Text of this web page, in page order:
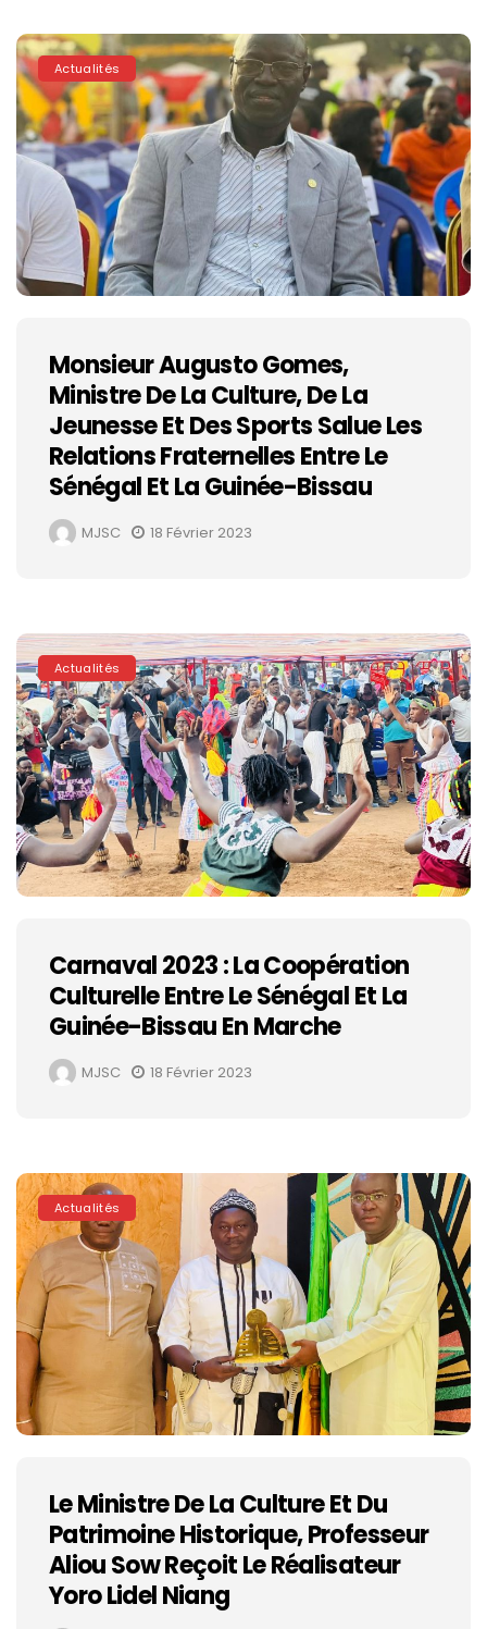
Actualités
Monsieur Augusto Gomes,
Ministre De La Culture, De La
Jeunesse Et Des Sports Salue Les
Relations Fraternelles Entre Le
Sénégal Et La Guinée-Bissau
MJSC 18 Février 2023
Actualités
Carnaval 2023 : La Coopération
Culturelle Entre Le Sénégal Et La
Guinée-Bissau En Marche
MJSC 18 Février 2023
Actualités
Le Ministre De La Culture Et Du
Patrimoine Historique, Professeur
Aliou Sow Reçoit Le Réalisateur
Yoro Lidel Niang